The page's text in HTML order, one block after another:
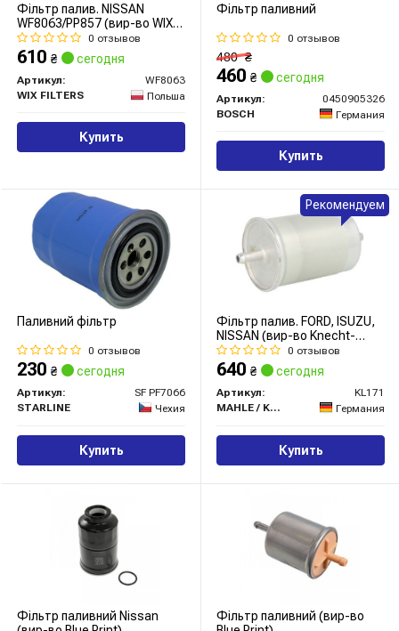
Фільтр палив. NISSAN
WF8063/PP857 (вир-во WIX-
FILTERS)
0 отзывов
610 ₴ сегодня
Артикул:
WF8063
WIX FILTERS
Польша
Купить
Фільтр паливний
0 отзывов
480₴
460 ₴ сегодня
Артикул:
0450905326
BOSCH
Германия
Купить
Паливний фільтр
0 отзывов
230 ₴ сегодня
Артикул:
SF PF7066
STARLINE
Чехия
Купить
Фільтр палив. FORD, ISUZU,
NISSAN (вир-во Knecht-
Mahle)
0 отзывов
640 ₴ сегодня
Артикул:
KL171
MAHLE / KNECHT
Германия
Купить
Рекомендуем
Фільтр паливний Nissan
Фільтр паливний (вир-во